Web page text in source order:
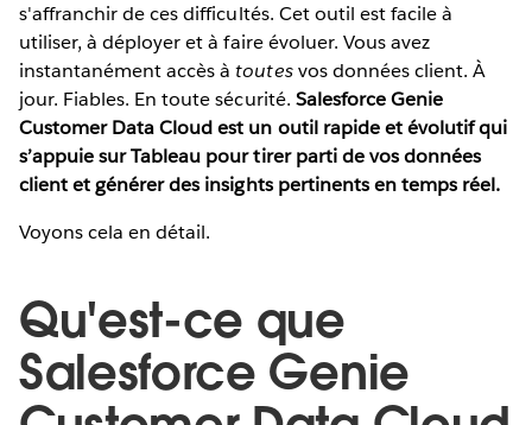
s'affranchir de ces difficultés. Cet outil est facile à
utiliser, à déployer et à faire évoluer. Vous avez
instantanément accès àtoutesvos données client. À
jour. Fiables. En toute sécurité. Salesforce Genie
Customer Data Cloud est un outil rapide et évolutif qui
s’appuie sur Tableau pour tirer parti de vos données
client et générer des insights pertinents en temps réel.
Voyons cela en détail.
Qu'est-ce que
Salesforce Genie